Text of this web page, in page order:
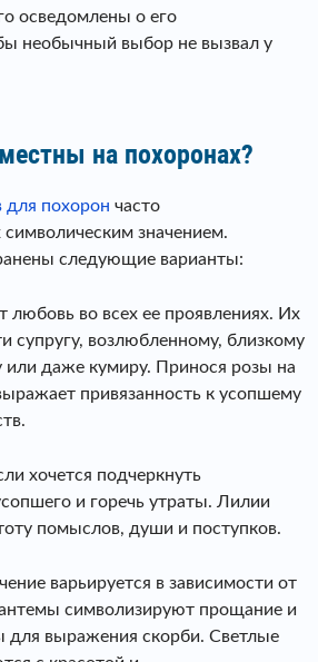
осведомлены о его
необычный выбор не вызвал у
на похоронах?
для похорон часто
значением.
следующие варианты:
любовь во всех ее проявлениях. Их
супругу, возлюбленному, близкому
или даже кумиру. Принося розы на
привязанность к усопшему
хочется подчеркнуть
и горечь утраты. Лилии
помыслов, души и поступков.
варьируется в зависимости от
символизируют прощание и
для выражения скорби. Светлые